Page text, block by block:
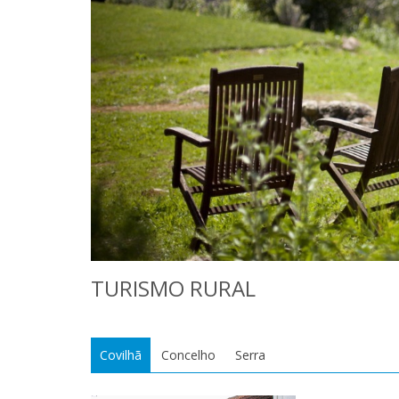
TURISMO RURAL
Covilhã Concelho Serra